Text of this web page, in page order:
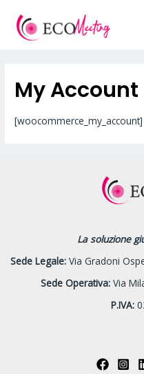
contenuto
My Account
[woocommerce_my_account]
La soluzione
Sede Legale: Via Gradoni
Sede Operativa: Via
P.IVA: